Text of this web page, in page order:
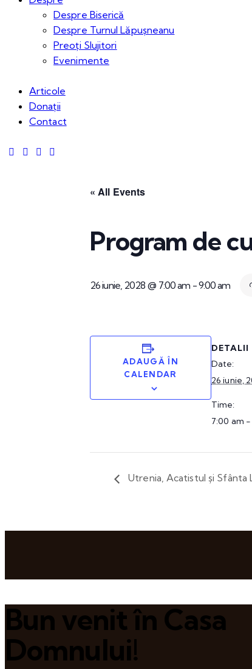
Despre Biserică
Despre Turnul Lăpușneanu
Preoți Slujitori
Evenimente
Articole
Donații
Contact
« All Events
Program de
26 iunie, 2028 @ 7:00 am -9:00 am
ADAUGĂ ÎN
CALENDAR
DETALII
Date:
26 iunie,
Time:
7:00 am
Utrenia, Acatistul și Sfânta
Bun venit în Casa
Domnului!